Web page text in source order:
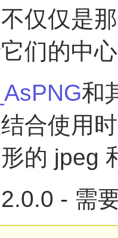
仅仅是
们的中
和
合使用
的 jpeg
- 需